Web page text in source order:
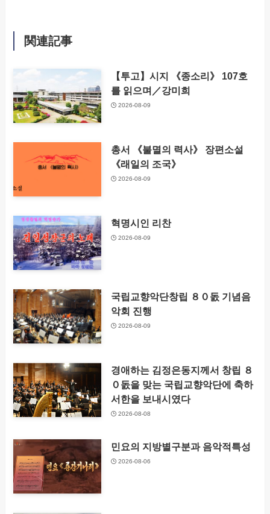
関連記事
【투고】시지 《종소리》 107호
를 읽으며／강미희
2026-08-09
총서 《불멸의 력사》 장편소설
《래일의 조국》
2026-08-09
혁명시인 리찬
2026-08-09
국립교향악단창립 ８０돐 기념음
악회 진행
2026-08-09
경애하는 김정은동지께서 창립 ８
０돐을 맞는 국립교향악단에 축하
서한을 보내시였다
2026-08-08
민요의 지방별구분과 음악적특성
2026-08-06